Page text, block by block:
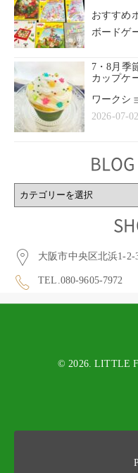
おすすめ
ボードゲ
7・8月季
カップケ
ワークシ
2026-07-
BLOG
CATEGORY
大阪市中央区北浜1-2-
TEL.080-9605-7972
© 2026. LITTLE